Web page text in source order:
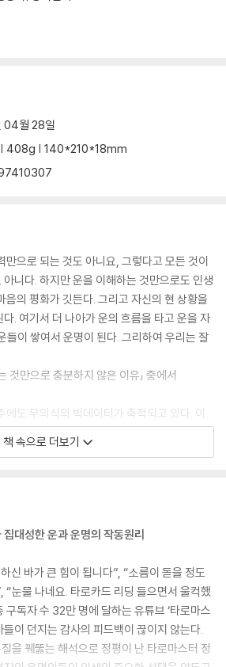
타이밍
계속 다니는 게 맞을까요?
행복을 포기해야 할까요?
야 하는 것
04월 28일
408g | 140*210*18mm
만으로 되는 것도 아니요, 그렇다고 모든 것이
니다. 하지만 운을 이해하는 것만으로도 인생
음의 평화가 깃든다. 그리고 자신의 현 상황을
. 여기서 더 나아가 운의 흐름을 타고 운을 자
들이 쌓여서 운명이 된다. 그리하여 우리는 잘
만으로 충분하지 않은 이유」 중에서
에도 무의식의 빅데이터가 축적되고 있다. 이
records)라고도 한다. 구글 검색망에 잡히는
친 것보다 훨씬 더 광대한 분량의 데이터가 우
정 등의 키워드를 우주에서 기억하고 있다가
는 것이다.
하러 온 하나의 캐릭터다. 이 지구게임에서
(命)’이라 할 수 있다. 지구게임을 시작하는 각
에서의 미션, 고유의 특성, 능력치, 비장의 무
된다. 만일 이번 지구게임에서 멋진 캐릭터로
서 획득한 결과의 보상이고, 다소 부족한 캐릭
책 속으로 더보기
대성한 운과 운명의 작동원리
신 바가 큰 힘이 됩니다”, “소름이 돋을 정도
“눈물 나네요. 타로카드 리딩 들으면서 울컥했
구독자 수 32만 명에 달하는 유튜브 ‘타로마스
들이 던지는 감사의 피드백이 끊이지 않는다.
을 꿰뚫는 해석으로 정평이 난 타로마스터 정